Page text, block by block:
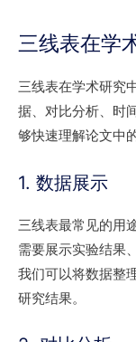
三线表在学
三线表在学术研究
据、对比分析、时
够快速理解论文中
1. 数据展示
三线表最常见的用
需要展示实验结果
我们可以将数据整
研究结果。